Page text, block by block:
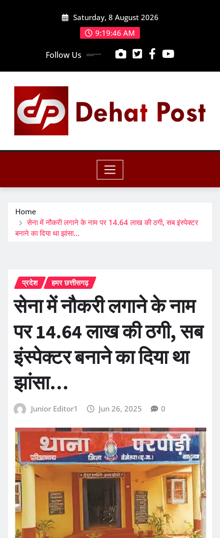
Saturday, 8 August 2026
9:19:48 AM
Follow Us
Home
सेना में नौकरी लगाने के नाम पर 14.64 लाख की ठगी, सब इंस्पेक्टर
बनाने का दिया था झांसा…
प्रदेश हमर छत्तीसगढ़
सेना में नौकरी लगाने के नाम
पर 14.64 लाख की ठगी, सब
इंस्पेक्टर बनाने का दिया था
झांसा…
Junior Editor1 Jun 26, 2025 0